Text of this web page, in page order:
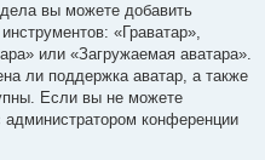
вы можете добавить
«Граватар»,
или «Загружаемая аватара».
ли поддержка аватар, а также
Если вы не можете
администратором конференции